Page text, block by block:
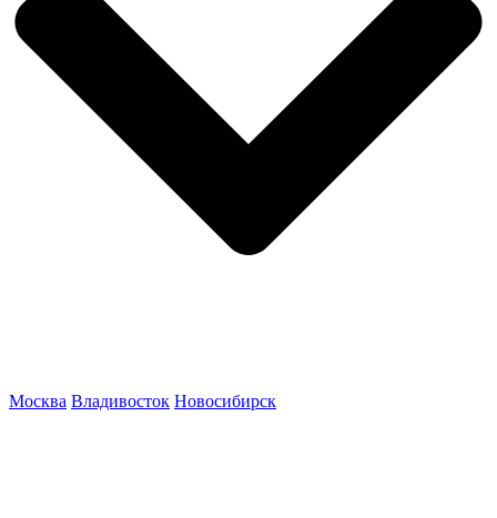
Москва Владивосток Новосибирск